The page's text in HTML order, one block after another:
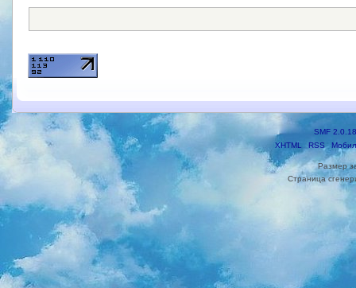
SMF 2.0.18
XHTML
RSS
Размер
Страница